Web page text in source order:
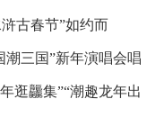
古春节”如约而
潮三国”新年演唱会唱
逛龘集”“潮趣龙年出